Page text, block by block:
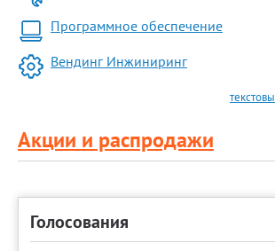
Программное обеспечение
Вендинг Инжиниринг
Акции и распродажи
Голосования